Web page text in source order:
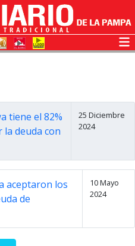
tiene el 82%
deuda con
25 Diciembre
2024
aceptaron los
de
10 Mayo
2024